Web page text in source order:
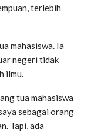
terlebih
mahasiswa. Ia
negeri tidak
ilmu.
tua mahasiswa
sebagai orang
Tapi, ada